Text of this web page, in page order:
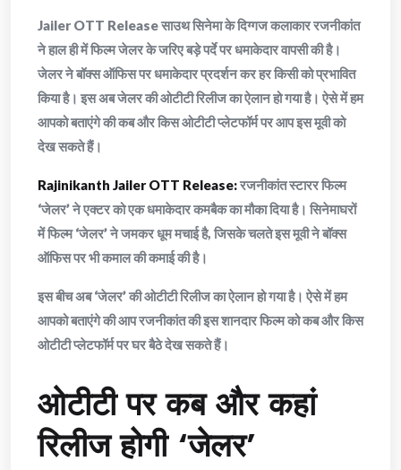
Jailer OTT Release साउथ सिनेमा के दिग्गज कलाकार रजनीकांत
ने हाल ही में फिल्म जेलर के जरिए बड़े पर्दे पर धमाकेदार वापसी की है।
जेलर ने बॉक्स ऑफिस पर धमाकेदार प्रदर्शन कर हर किसी को प्रभावित
किया है। इस अब जेलर की ओटीटी रिलीज का ऐलान हो गया है। ऐसे में हम
आपको बताएंगे की कब और किस ओटीटी प्लेटफॉर्म पर आप इस मूवी को
देख सकते हैं।
Rajinikanth Jailer OTT Release:रजनीकांत स्टारर फिल्म
‘जेलर’ ने एक्टर को एक धमाकेदार कमबैक का मौका दिया है। सिनेमाघरों
में फिल्म ‘जेलर’ ने जमकर धूम मचाई है, जिसके चलते इस मूवी ने बॉक्स
ऑफिस पर भी कमाल की कमाई की है।
इस बीच अब ‘जेलर’ की ओटीटी रिलीज का ऐलान हो गया है। ऐसे में हम
आपको बताएंगे की आप रजनीकांत की इस शानदार फिल्म को कब और किस
ओटीटी प्लेटफॉर्म पर घर बैठे देख सकते हैं।
ओटीटी पर कब और कहां
रिलीज होगी ‘जेलर’